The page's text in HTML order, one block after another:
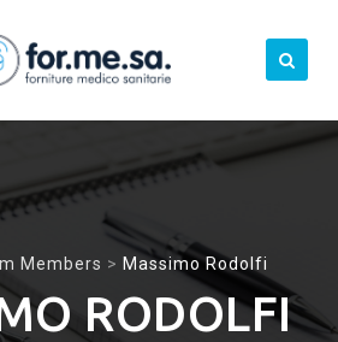
Members > Massimo Rodolfi
RODOLFI